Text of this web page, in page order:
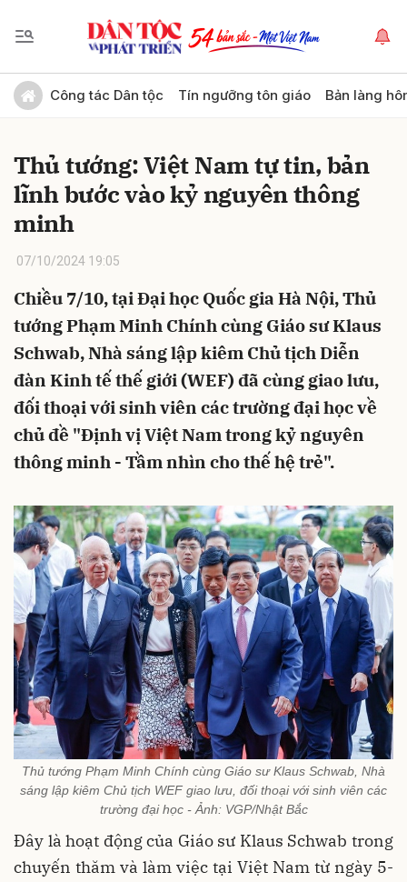
Công tác Dân tộc Tín ngưỡng tôn giáo Bản làng
Thủ tướng: Việt Nam tự tin, bản
lĩnh bước vào kỷ nguyên thông
minh
07/10/2024 19:05
Chiều 7/10, tại Đại học Quốc gia Hà Nội, Thủ
tướng Phạm Minh Chính cùng Giáo sư Klaus
Schwab, Nhà sáng lập kiêm Chủ tịch Diễn
đàn Kinh tế thế giới (WEF) đã cùng giao lưu,
đối thoại với sinh viên các trường đại học về
chủ đề "Định vị Việt Nam trong kỷ nguyên
thông minh - Tầm nhìn cho thế hệ trẻ".
Thủ tướng Phạm Minh Chính cùng Giáo sư Klaus Schwab, Nhà
sáng lập kiêm Chủ tịch WEF giao lưu, đối thoại với sinh viên các
trường đại học - Ảnh: VGP/Nhật Bắc
Đây là hoạt động của Giáo sư Klaus Schwab trong
chuyến thăm và làm việc tại Việt Nam từ ngày 5-
Gửi bình luận